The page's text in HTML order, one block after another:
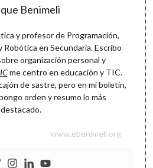
Benimeli
y profesor de Programación,
en Secundaria. Escribo
organización personal y
me centro en educación y TIC.
de sastre, pero en mi boletín,
orden y resumo lo más
destacado.
www.ebenimeli.org